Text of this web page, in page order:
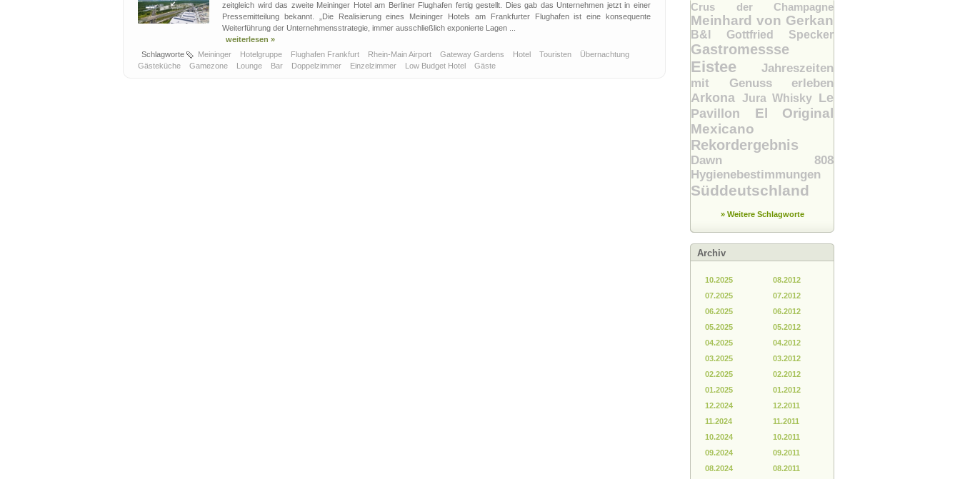
zeitgleich wird das zweite Meininger Hotel am Berliner Flughafen fertig gestellt. Dies gab das Unternehmen jetzt in einer
Pressemitteilung bekannt. „Die Realisierung eines Meininger Hotels am Frankfurter Flughafen ist eine konsequente
Weiterführung der Unternehmensstrategie, immer ausschließlich exponierte Lagen ...
weiterlesen »
Schlagworte
Meininger Hotelgruppe Flughafen Frankfurt Rhein-Main Airport Gateway Gardens Hotel Touristen
Übernachtung
Gästeküche
Gamezone Lounge Bar Doppelzimmer Einzelzimmer Low Budget Hotel Gäste
Crus der Champagne
Meinhard von Gerkan
B&I Gottfried Specker
Gastromessse
Eistee
Jahreszeiten
mit Genuss erleben
Arkona Jura Whisky Le
Pavillon El Original
Mexicano
Rekordergebnis
Dawn 808
Hygienebestimmungen
Süddeutschland
» Weitere Schlagworte
Archiv
10.2025
07.2025
06.2025
05.2025
04.2025
03.2025
02.2025
01.2025
12.2024
11.2024
10.2024
09.2024
08.2024
08.2012
07.2012
06.2012
05.2012
04.2012
03.2012
02.2012
01.2012
12.2011
11.2011
10.2011
09.2011
08.2011